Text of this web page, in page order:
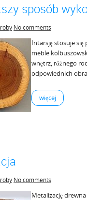
sposób
No comments
Intarsję stosuje się
meble
wnętrz, różnego
odpowiednich
więcej
No comments
Metalizację